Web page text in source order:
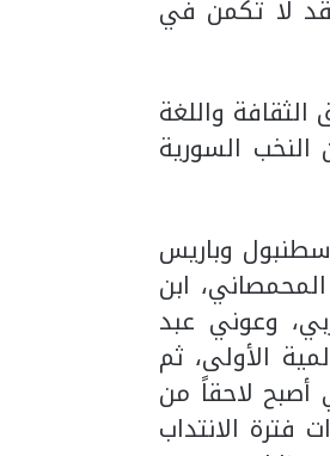
لا تكمن في
واللغة
السورية
إسطنبول وباريس
ابن
وعوني عبد
الأولى، ثم
لاحقاً من
فترة الانتداب